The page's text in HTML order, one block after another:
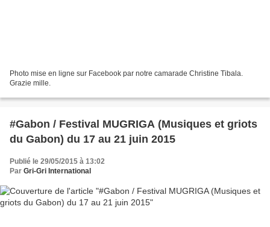
Photo mise en ligne sur Facebook par notre camarade Christine Tibala.
Grazie mille.
#Gabon / Festival MUGRIGA (Musiques et griots
du Gabon) du 17 au 21 juin 2015
Publié le 29/05/2015 à 13:02
Par Gri-Gri International